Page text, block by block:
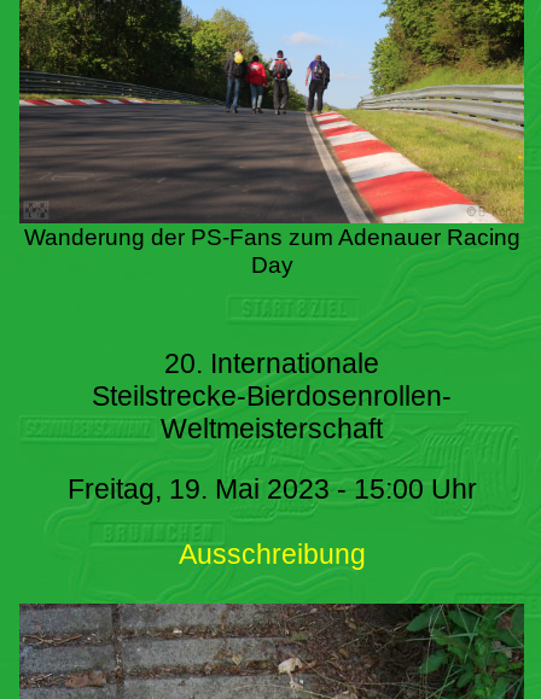
Wanderung der PS-Fans zum Adenauer Racing
Day
20. Internationale
Steilstrecke-Bierdosenrollen-
Weltmeisterschaft
Freitag, 19. Mai 2023 - 15:00 Uhr
Ausschreibung